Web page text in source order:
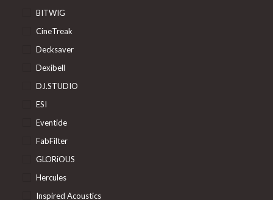
BITWIG
CineTreak
Decksaver
Dexibell
DJ.STUDIO
ESI
Eventide
FabFilter
GLORiOUS
Hercules
Inspired Acoustics